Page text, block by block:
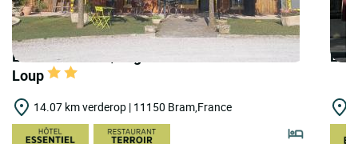
LOGIS HOTELS | Logis Hôtel le Clos Saint-
Loup
14.07 km verderop | 11150 Bram,France